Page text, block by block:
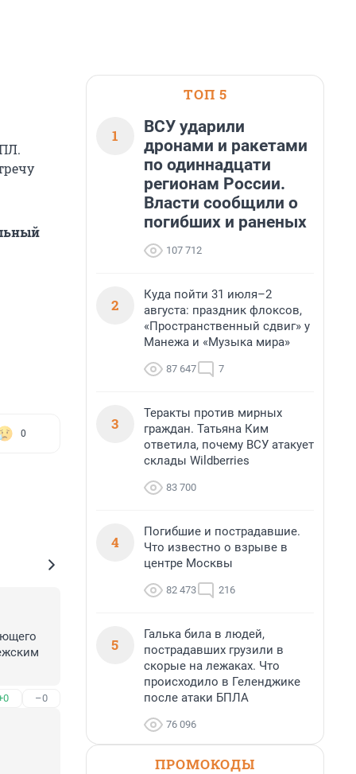
0
вполне
на
–0
ТОП 5
1
ВСУ ударили
дронами и ракетами
по одиннадцати
регионам России.
Власти сообщили о
погибших и раненых
107 712
2
Куда пойти 31 июля–2
августа: праздник флоксов,
«Пространственный сдвиг» у
Манежа и «Музыка мира»
87 647 7
3
Теракты против мирных
граждан. Татьяна Ким
ответила, почему ВСУ атакует
склады Wildberries
83 700
4
Погибшие и пострадавшие.
Что известно о взрыве в
центре Москвы
82 473 216
5
Галька била в людей,
пострадавших грузили в
скорые на лежаках. Что
происходило в Геленджике
после атаки БПЛА
76 096
ПРОМОКОДЫ